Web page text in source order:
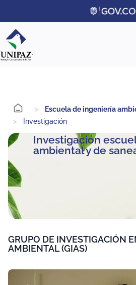
>
Escuela de ingeniería
>
Investigación
Investigación
ambiental y de
GRUPO DE INVESTIGACIÓN
AMBIENTAL (GIAS)